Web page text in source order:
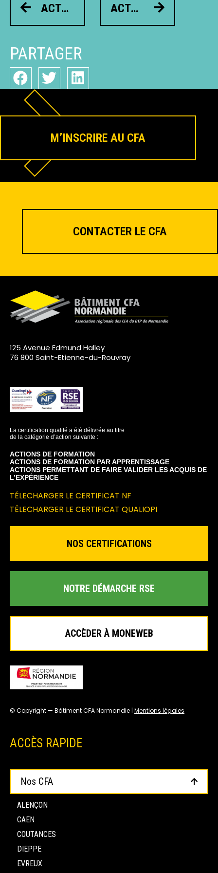
ACTUALITÉ PRÉCÉDENTE ACTUALITÉ SUIVANT
PARTAGER
M’INSCRIRE AU CFA
CONTACTER LE CFA
125 Avenue Edmund Halley
76 800 Saint-Etienne-du-Rouvray
La certification qualité a été délivrée au titre
de la catégorie d’action suivante :
ACTIONS DE FORMATION
ACTIONS DE FORMATION PAR APPRENTISSAGE
ACTIONS PERMETTANT DE FAIRE VALIDER LES ACQUIS DE
L’EXPÉRIENCE
TÉLECHARGER LE CERTIFICAT NF
TÉLECHARGER LE CERTIFICAT QUALIOPI
NOS CERTIFICATIONS
NOTRE DÉMARCHE RSE
ACCÈDER À MONEWEB
© Copyright — Bâtiment CFA Normandie | Mentions légales
ACCÈS RAPIDE
Nos CFA
ALENÇON
CAEN
COUTANCES
DIEPPE
EVREUX